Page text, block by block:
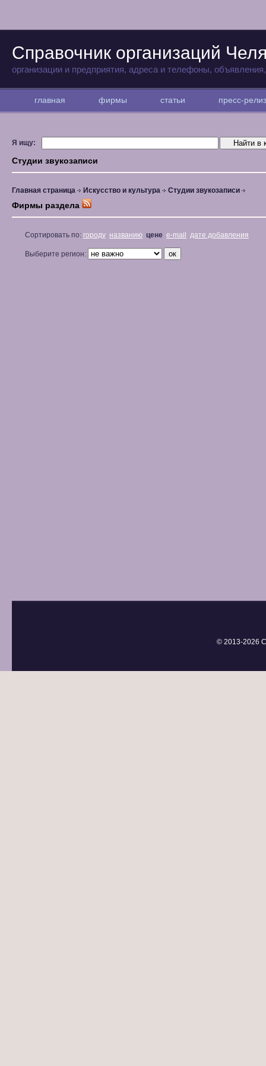
Справочник организаций
организации и предприятия, адреса и телефоны,
главная фирмы статьи пресс-
Я ищу:
Студии звукозаписи
Главная страница Искусство и культура Студии звукозаписи
Фирмы раздела
Сортировать по: городу названию цене e-mail дате добавления
Выберите регион:
© 2013-2026